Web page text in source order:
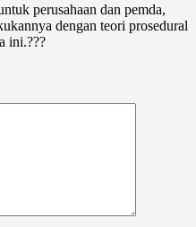
perusahaan dan pemda,
dengan teori prosedural
ini.???